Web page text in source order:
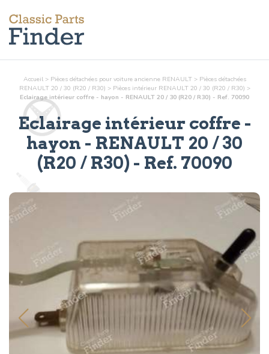
Accueil > Pièces détachées pour voiture ancienne RENAULT > Pièces détachées
RENAULT 20 / 30 (R20 / R30) > Pièces intérieurRENAULT 20 / 30 (R20 / R30) >
Eclairage intérieur coffre - hayon - RENAULT 20 / 30 (R20 / R30) - Ref. 70090
Eclairage intérieur coffre -
hayon - RENAULT 20 / 30
(R20 / R30) - Ref. 70090